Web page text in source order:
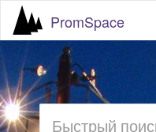
PromSpace